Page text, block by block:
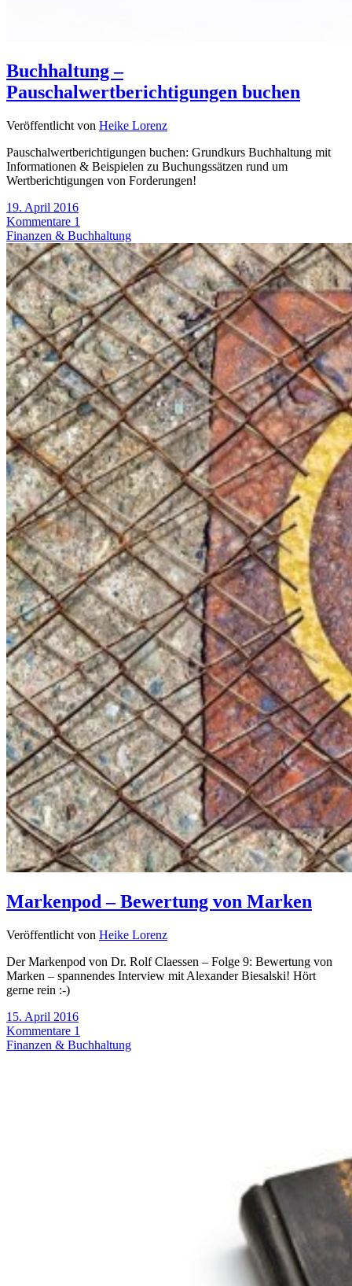
Buchhaltung –
Pauschalwertberichtigungen buchen
Veröffentlicht von Heike Lorenz
Pauschalwertberichtigungen buchen: Grundkurs Buchhaltung mit
Informationen & Beispielen zu Buchungssätzen rund um
Wertberichtigungen von Forderungen!
19. April 2016
Kommentare 1
Finanzen & Buchhaltung
Markenpod – Bewertung von Marken
Veröffentlicht von Heike Lorenz
Der Markenpod von Dr. Rolf Claessen – Folge 9: Bewertung von
Marken – spannendes Interview mit Alexander Biesalski! Hört
gerne rein :-)
15. April 2016
Kommentare 1
Finanzen & Buchhaltung